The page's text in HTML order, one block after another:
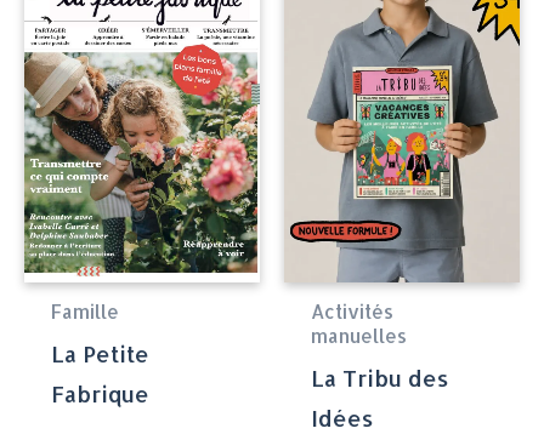
Famille
La Petite
Fabrique
Activités
manuelles
La Tribu des
Idées